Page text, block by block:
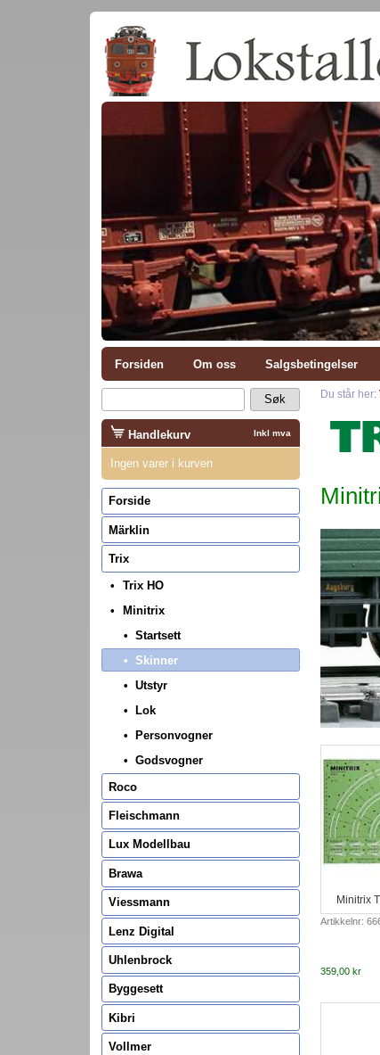
Forsiden Om oss Salgsbetingelser
Du står her:
Minitrix
Artikkelnr:
359,00 kr
Inkl mva
Handlekurv
Ingen varer i kurven
Forside
Märklin
Trix
Trix HO
Minitrix
Startsett
Skinner
Utstyr
Lok
Personvogner
Godsvogner
Roco
Fleischmann
Lux Modellbau
Brawa
Viessmann
Lenz Digital
Uhlenbrock
Byggesett
Kibri
Vollmer